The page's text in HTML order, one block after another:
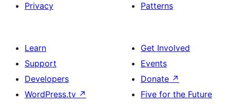
Privacy
Patterns
Learn
Support
Developers
WordPress.tv ↗
Get Involved
Events
Donate ↗
Five for the Future